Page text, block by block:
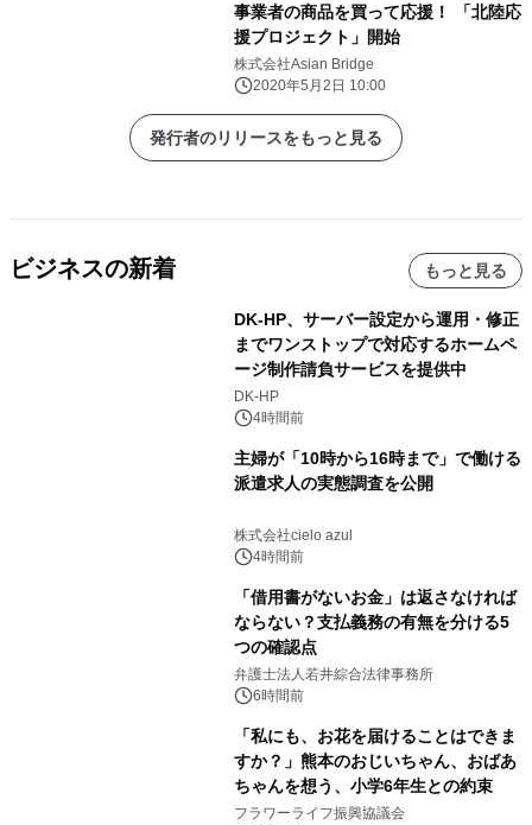
事業者の商品を買って応援！ 「北陸応
援プロジェクト」開始
株式会社Asian Bridge
2020年5月2日 10:00
発行者のリリースをもっと見る
ビジネスの新着 もっと見る
DK-HP、サーバー設定から運用・修正
までワンストップで対応するホームペ
ージ制作請負サービスを提供中
DK-HP
4時間前
主婦が「10時から16時まで」で働ける
派遣求人の実態調査を公開
株式会社cielo azul
4時間前
「借用書がないお金」は返さなければ
ならない？支払義務の有無を分ける5
つの確認点
弁護士法人若井綜合法律事務所
6時間前
「私にも、お花を届けることはできま
すか？」熊本のおじいちゃん、おばあ
ちゃんを想う、小学6年生との約束
フラワーライフ振興協議会